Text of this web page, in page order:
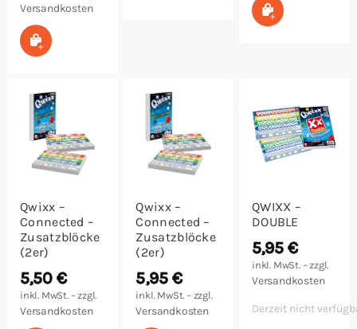
Versandkosten
In den Warenkorb
In den
Qwixx –
Connected –
Zusatzblöcke
(2er)
5,50 €
inkl. MwSt. – zzgl.
Versandkosten
Qwixx –
Connected –
Zusatzblöcke
(2er)
5,95 €
inkl. MwSt. – zzgl.
Versandkosten
QWIXX –
DOUBLE
5,95€
inkl. MwSt. – zzgl.
Versandkosten
Derzeit nicht